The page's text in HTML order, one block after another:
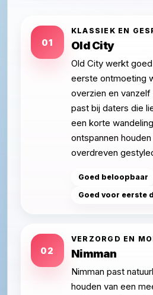
01
KLASSIEK EN
Old City
Old City werkt
eerste ontmoeting
overzien en
past bij daters die
een korte
ontspannen
overdreven
Goed beloopbaar
Goed voor eerste
02
VERZORGD EN
Nimman
Nimman past
houden van een